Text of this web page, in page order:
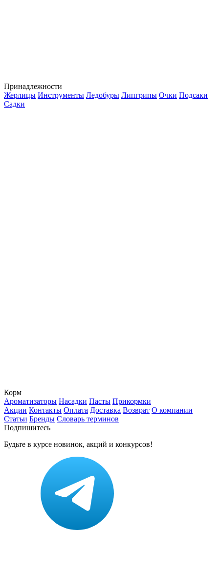
Принадлежности
Жерлицы Инструменты Ледобуры Липгрипы Очки Подсаки
Садки
Корм
Ароматизаторы Насадки Пасты Прикормки
Акции Контакты Оплата Доставка Возврат О компании
Статьи Бренды Словарь терминов
Подпишитесь
Будьте в курсе новинок, акций и конкурсов!